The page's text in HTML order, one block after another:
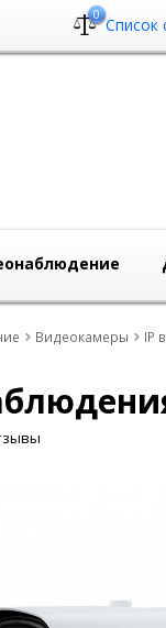
0 Список
Видеокамеры IP